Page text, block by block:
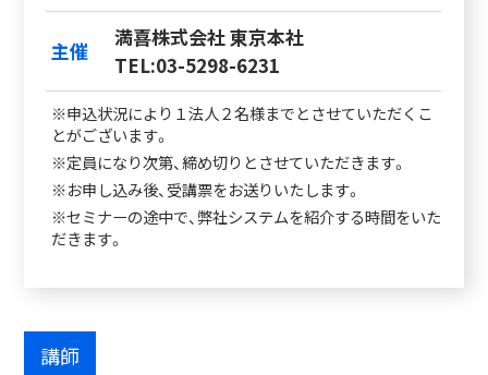
主催
満喜株式会社 東京本社
TEL:03-5298-6231
※申込状況により１法人２名様までとさせていただくこ
とがございます。
※定員になり次第、締め切りとさせていただきます。
※お申し込み後、受講票をお送りいたします。
※セミナーの途中で、弊社システムを紹介する時間をいた
だきます。
講師